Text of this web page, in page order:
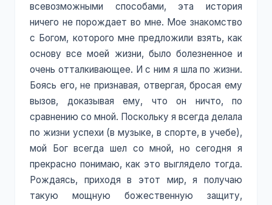
всевозможными способами, эта история
ничего не порождает во мне. Мое знакомство
с Богом, которого мне предложили взять, как
основу все моей жизни, было болезненное и
очень отталкивающее. И с ним я шла по жизни.
Боясь его, не признавая, отвергая, бросая ему
вызов, доказывая ему, что он ничто, по
сравнению со мной. Поскольку я всегда делала
по жизни успехи (в музыке, в спорте, в учебе),
мой Бог всегда шел со мной, но сегодня я
прекрасно понимаю, как это выглядело тогда.
Рождаясь, приходя в этот мир, я получаю
такую мощную божественную защиту,